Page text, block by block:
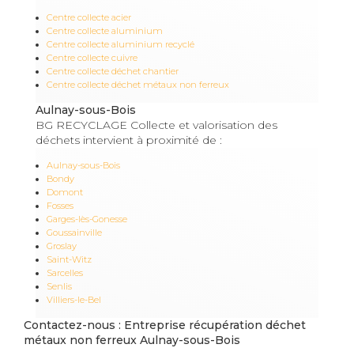
Centre collecte acier
Centre collecte aluminium
Centre collecte aluminium recyclé
Centre collecte cuivre
Centre collecte déchet chantier
Centre collecte déchet métaux non ferreux
Aulnay-sous-Bois
BG RECYCLAGE Collecte et valorisation des
déchets intervient à proximité de :
Aulnay-sous-Bois
Bondy
Domont
Fosses
Garges-lès-Gonesse
Goussainville
Groslay
Saint-Witz
Sarcelles
Senlis
Villiers-le-Bel
Contactez-nous : Entreprise récupération déchet
métaux non ferreux Aulnay-sous-Bois